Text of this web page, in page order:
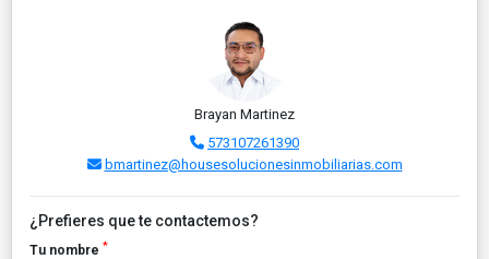
Brayan Martinez
573107261390
bmartinez@housesolucionesinmobiliarias.com
¿Prefieres que te contactemos?
Tu nombre *